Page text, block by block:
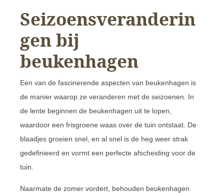
Seizoensveranderin
gen bij
beukenhagen
Een van de fascinerende aspecten van beukenhagen is
de manier waarop ze veranderen met de seizoenen. In
de lente beginnen de beukenhagen uit te lopen,
waardoor een frisgroene waas over de tuin ontstaat. De
blaadjes groeien snel, en al snel is de heg weer strak
gedefinieerd en vormt een perfecte afscheiding voor de
tuin.
Naarmate de zomer vordert, behouden beukenhagen